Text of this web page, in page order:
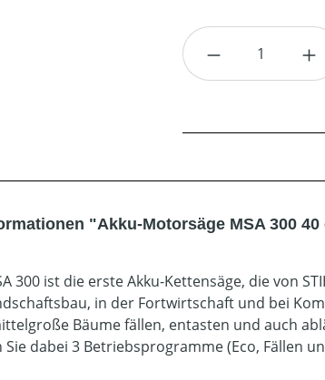
Produkt
"Akku-Motorsäge MSA 300
300 ist die erste Akku-Kettensäge, die von
in der Fortwirtschaft und bei
Bäume fällen, entasten und auch
dabei 3 Betriebsprogramme (Eco, Fällen